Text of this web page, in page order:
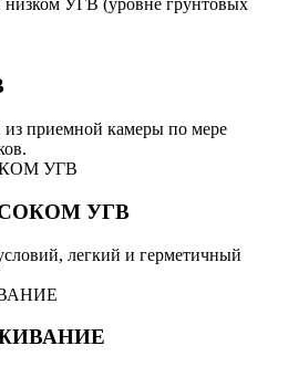
из приемной камеры по мере
УГВ
легкий и герметичный